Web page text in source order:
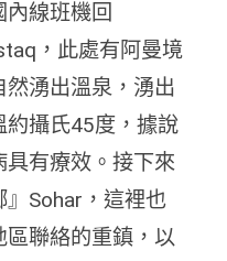
線班機回
，此處有阿曼境
湧出溫泉，湧出
約攝氏45度，據說
具有療效。接下來
Sohar，這裡也
聯絡的重鎮，以